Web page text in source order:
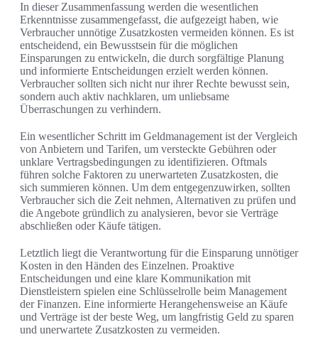
In dieser Zusammenfassung werden die wesentlichen
Erkenntnisse zusammengefasst, die aufgezeigt haben, wie
Verbraucher unnötige Zusatzkosten vermeiden können. Es ist
entscheidend, ein Bewusstsein für die möglichen
Einsparungen zu entwickeln, die durch sorgfältige Planung
und informierte Entscheidungen erzielt werden können.
Verbraucher sollten sich nicht nur ihrer Rechte bewusst sein,
sondern auch aktiv nachklaren, um unliebsame
Überraschungen zu verhindern.
Ein wesentlicher Schritt im Geldmanagement ist der Vergleich
von Anbietern und Tarifen, um versteckte Gebühren oder
unklare Vertragsbedingungen zu identifizieren. Oftmals
führen solche Faktoren zu unerwarteten Zusatzkosten, die
sich summieren können. Um dem entgegenzuwirken, sollten
Verbraucher sich die Zeit nehmen, Alternativen zu prüfen und
die Angebote gründlich zu analysieren, bevor sie Verträge
abschließen oder Käufe tätigen.
Letztlich liegt die Verantwortung für die Einsparung unnötiger
Kosten in den Händen des Einzelnen. Proaktive
Entscheidungen und eine klare Kommunikation mit
Dienstleistern spielen eine Schlüsselrolle beim Management
der Finanzen. Eine informierte Herangehensweise an Käufe
und Verträge ist der beste Weg, um langfristig Geld zu sparen
und unerwartete Zusatzkosten zu vermeiden.